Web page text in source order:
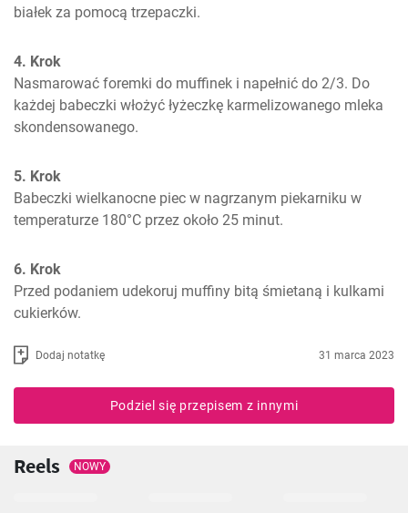
białek za pomocą trzepaczki.
4. Krok
Nasmarować foremki do muffinek i napełnić do 2/3. Do
każdej babeczki włożyć łyżeczkę karmelizowanego mleka
skondensowanego.
5. Krok
Babeczki wielkanocne piec w nagrzanym piekarniku w
temperaturze 180°C przez około 25 minut.
6. Krok
Przed podaniem udekoruj muffiny bitą śmietaną i kulkami
cukierków.
Dodaj notatkę 31 marca 2023
Podziel się przepisem z innymi
Reels NOWY